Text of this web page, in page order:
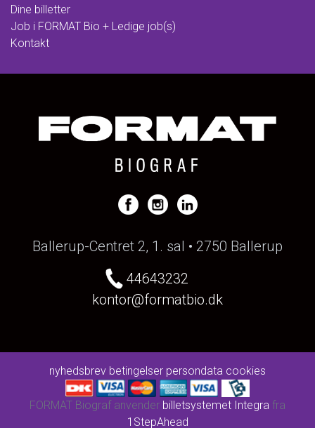
Dine billetter
Job i FORMAT Bio + Ledige job(s)
Kontakt
Ballerup-Centret 2, 1. sal • 2750 Ballerup
44643232
kontor@formatbio.dk
nyhedsbrev betingelser persondata cookies
FORMAT Biograf anvender billetsystemet Integra fra
1StepAhead